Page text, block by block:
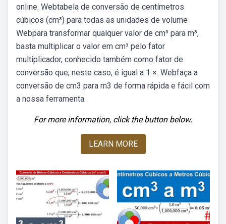
online. Webtabela de conversão de centímetros
cúbicos (cm³) para todas as unidades de volume
Webpara transformar qualquer valor de cm³ para m³,
basta multiplicar o valor em cm³ pelo fator
multiplicador, conhecido também como fator de
conversão que, neste caso, é igual a 1 ×. Webfaça a
conversão de cm3 para m3 de forma rápida e fácil com
a nossa ferramenta.
For more information, click the button below.
LEARN MORE